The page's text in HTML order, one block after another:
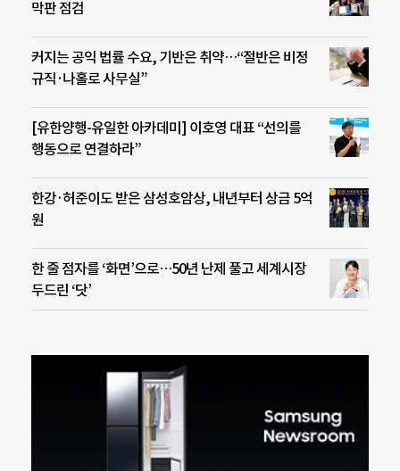
막판 점검
커지는 공익 법률 수요, 기반은 취약…“절반은 비정
규직·나홀로 사무실”
[유한양행-유일한 아카데미] 이호영 대표 “선의를
행동으로 연결하라”
한강·허준이도 받은 삼성호암상, 내년부터 상금 5억
원
한 줄 점자를 ‘화면’으로…50년 난제 풀고 세계시장
두드린 ‘닷’